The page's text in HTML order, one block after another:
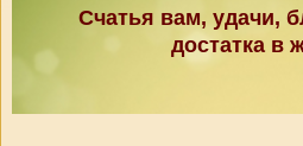
Счатья вам, удачи,
достатка в